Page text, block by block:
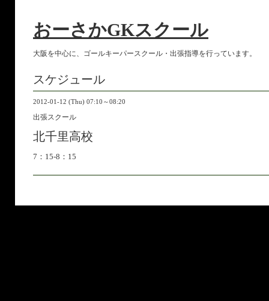
おーさかGKスクール
大阪を中心に、ゴールキーパースクール・出張指導を行っています。
スケジュール
2012-01-12 (Thu) 07:10～08:20
出張スクール
北千里高校
7：15-8：15